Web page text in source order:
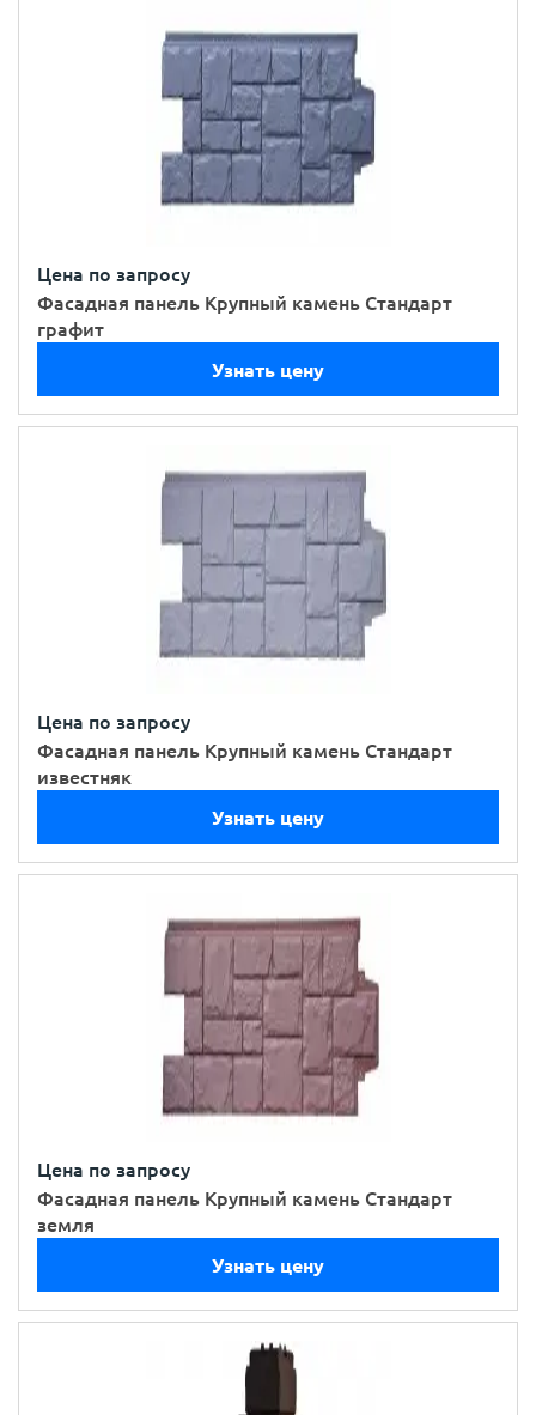
Цена по запросу
Фасадная панель Крупный камень Стандарт
графит
Узнать цену
Цена по запросу
Фасадная панель Крупный камень Стандарт
известняк
Узнать цену
Цена по запросу
Фасадная панель Крупный камень Стандарт
земля
Узнать цену